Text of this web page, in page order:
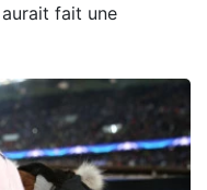
fait une